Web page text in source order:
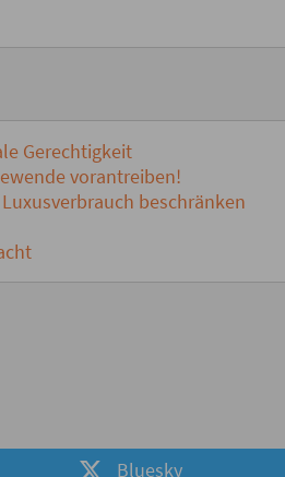
Gerechtigkeit
vorantreiben!
beschränken
Bluesky